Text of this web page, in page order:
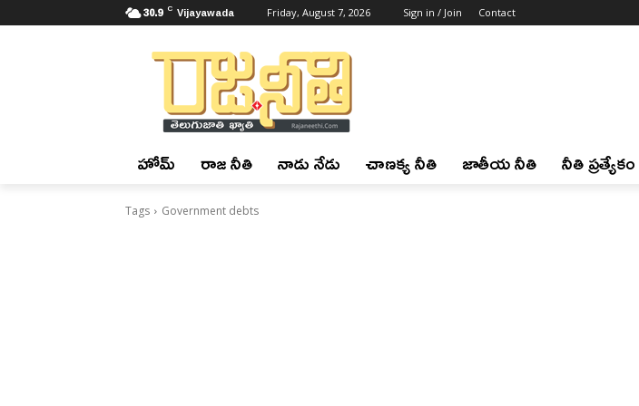
30.9 C Vijayawada Friday, August 7, 2026 Sign in / Join Contact
హోమ్ రాజ నీతి నాడు నేడు చాణక్య నీతి జాతీయ నీతి నీతి ప్రత్యేకం
Tags Government debts